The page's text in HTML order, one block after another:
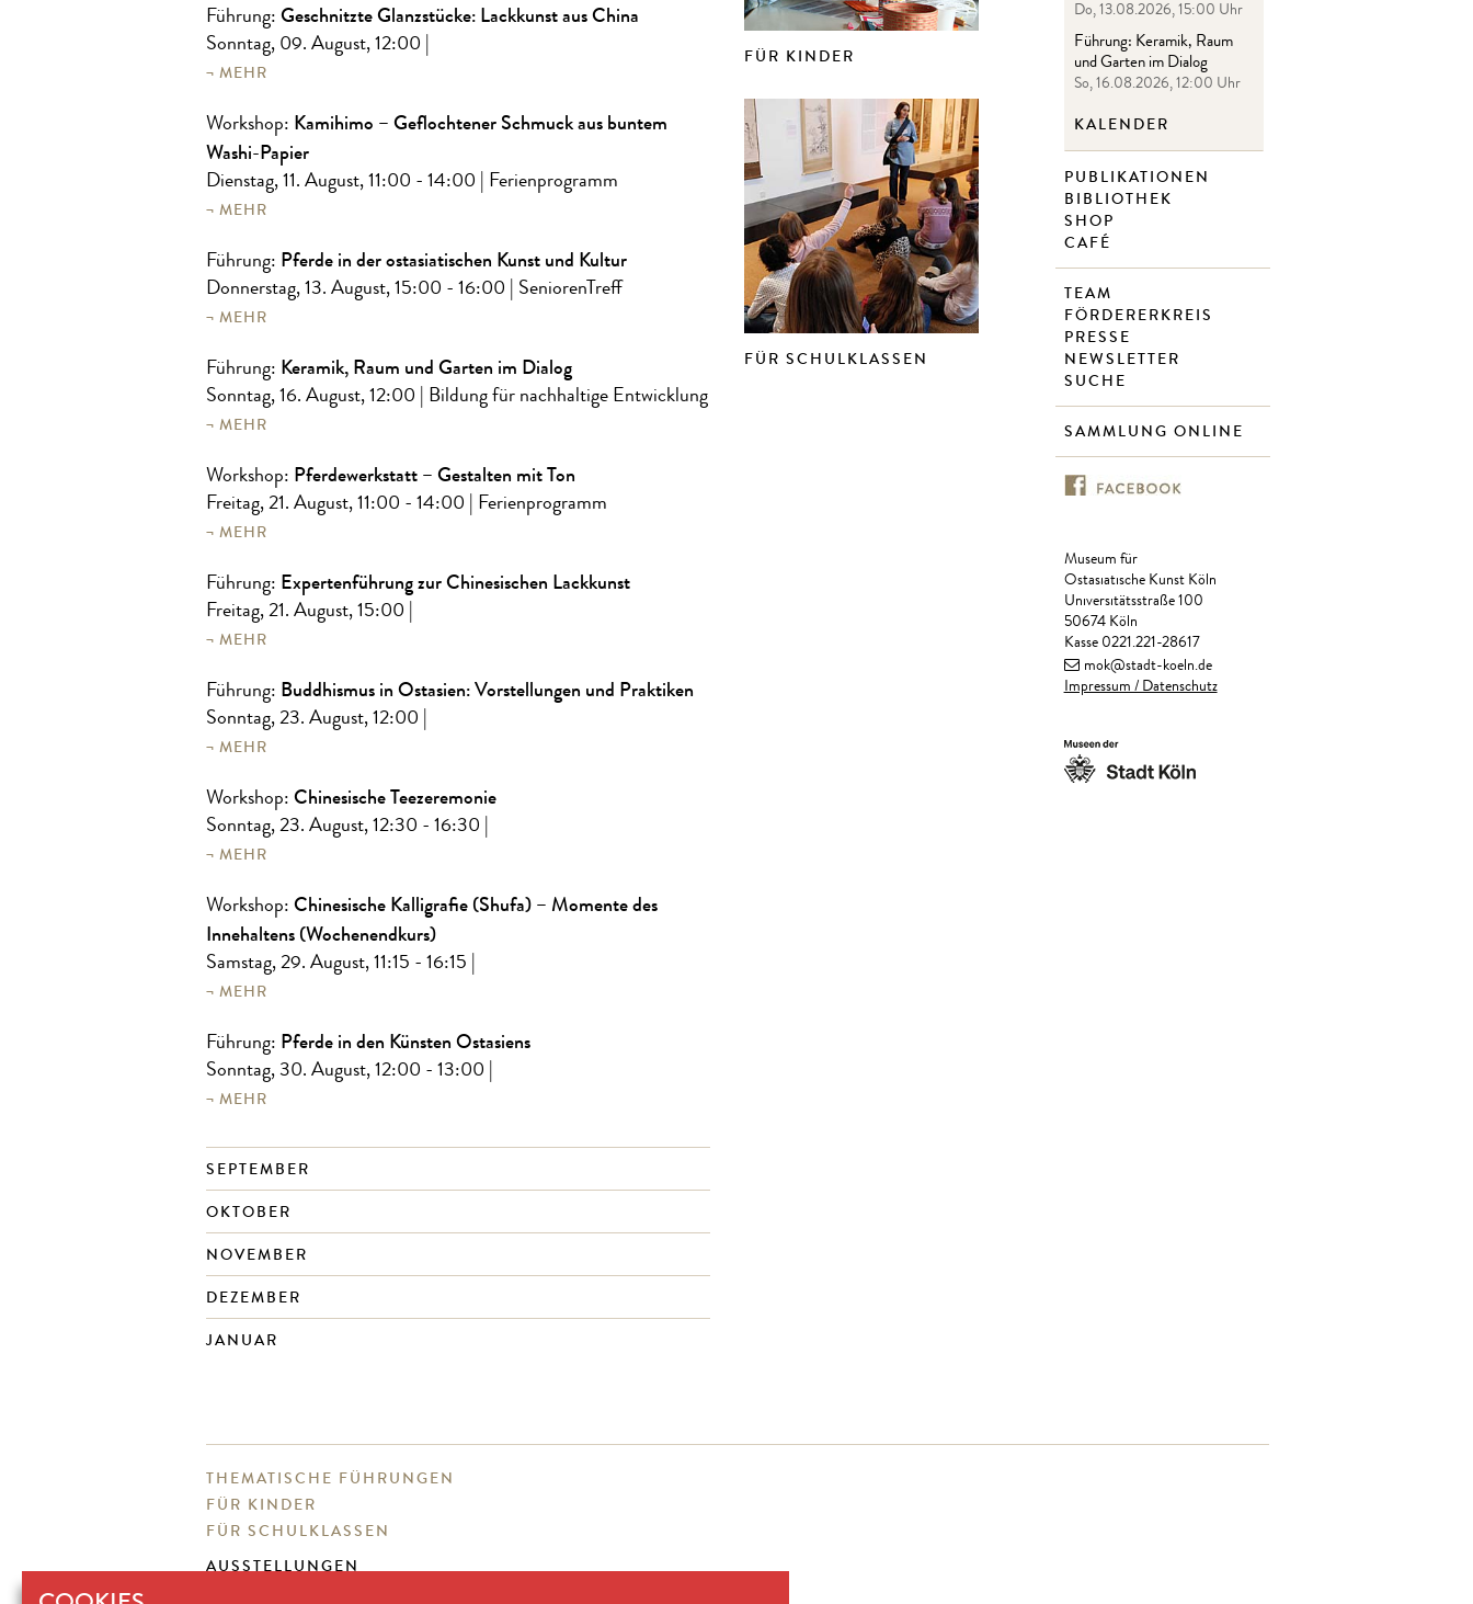
Führung: Geschnitzte Glanzstücke: Lackkunst aus China
Sonntag, 09. August, 12:00
MEHR
Workshop: Kamihimo – Geflochtener Schmuck aus buntem
Washi-Papier
Dienstag, 11. August, 11:00 - 14:00 | Ferienprogramm
MEHR
Führung: Pferde in der ostasiatischen Kunst und Kultur
Donnerstag, 13. August, 15:00 - 16:00 | SeniorenTreff
MEHR
Führung: Keramik, Raum und Garten im Dialog
Sonntag, 16. August, 12:00 | Bildung für nachhaltige Entwicklung
MEHR
Workshop: Pferdewerkstatt – Gestalten mit Ton
Freitag, 21. August, 11:00 - 14:00 | Ferienprogramm
MEHR
Führung: Expertenführung zur Chinesischen Lackkunst
Freitag, 21. August, 15:00
MEHR
Führung: Buddhismus in Ostasien: Vorstellungen und Praktiken
Sonntag, 23. August, 12:00
MEHR
Workshop: Chinesische Teezeremonie
Sonntag, 23. August, 12:30 - 16:30
MEHR
Workshop: Chinesische Kalligrafie (Shufa) – Momente des
Innehaltens (Wochenendkurs)
Samstag, 29. August, 11:15 - 16:15
MEHR
Führung: Pferde in den Künsten Ostasiens
Sonntag, 30. August, 12:00 - 13:00
MEHR
SEPTEMBER
OKTOBER
NOVEMBER
DEZEMBER
JANUAR
FÜR KINDER
FÜR SCHULKLASSEN
Do, 13.08.2026, 15:00 Uhr
Führung: Keramik, Raum
und Garten im Dialog
So, 16.08.2026, 12:00 Uhr
KALENDER
PUBLIKATIONEN
BIBLIOTHEK
SHOP
CAFÉ
TEAM
FÖRDERERKREIS
PRESSE
NEWSLETTER
SUCHE
SAMMLUNG ONLINE
Museum für
Ostasiatische Kunst Köln
Universitätsstraße 100
50674 Köln
Kasse 0221.221-28617
mok@stadt-koeln.de
Impressum / Datenschutz
THEMATISCHE FÜHRUNGEN
FÜR KINDER
FÜR SCHULKLASSEN
AUSSTELLUNGEN